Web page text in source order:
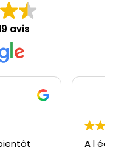
avis
Rahman
A l écoute